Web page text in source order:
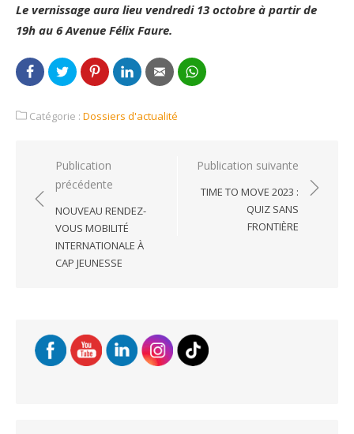
Le vernissage aura lieu vendredi 13 octobre à partir de
19h au 6 Avenue Félix Faure.
Catégorie : Dossiers d'actualité
Navigation
de
l’article
Publication
précédente
NOUVEAU RENDEZ-
VOUS MOBILITÉ
INTERNATIONALE À
CAP JEUNESSE
Publication suivante
TIME TO MOVE 2023 :
QUIZ SANS
FRONTIÈRE